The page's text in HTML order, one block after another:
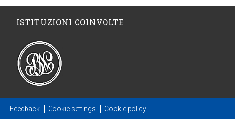
ISTITUZIONI COINVOLTE
Feedback Cookie settings Cookie policy